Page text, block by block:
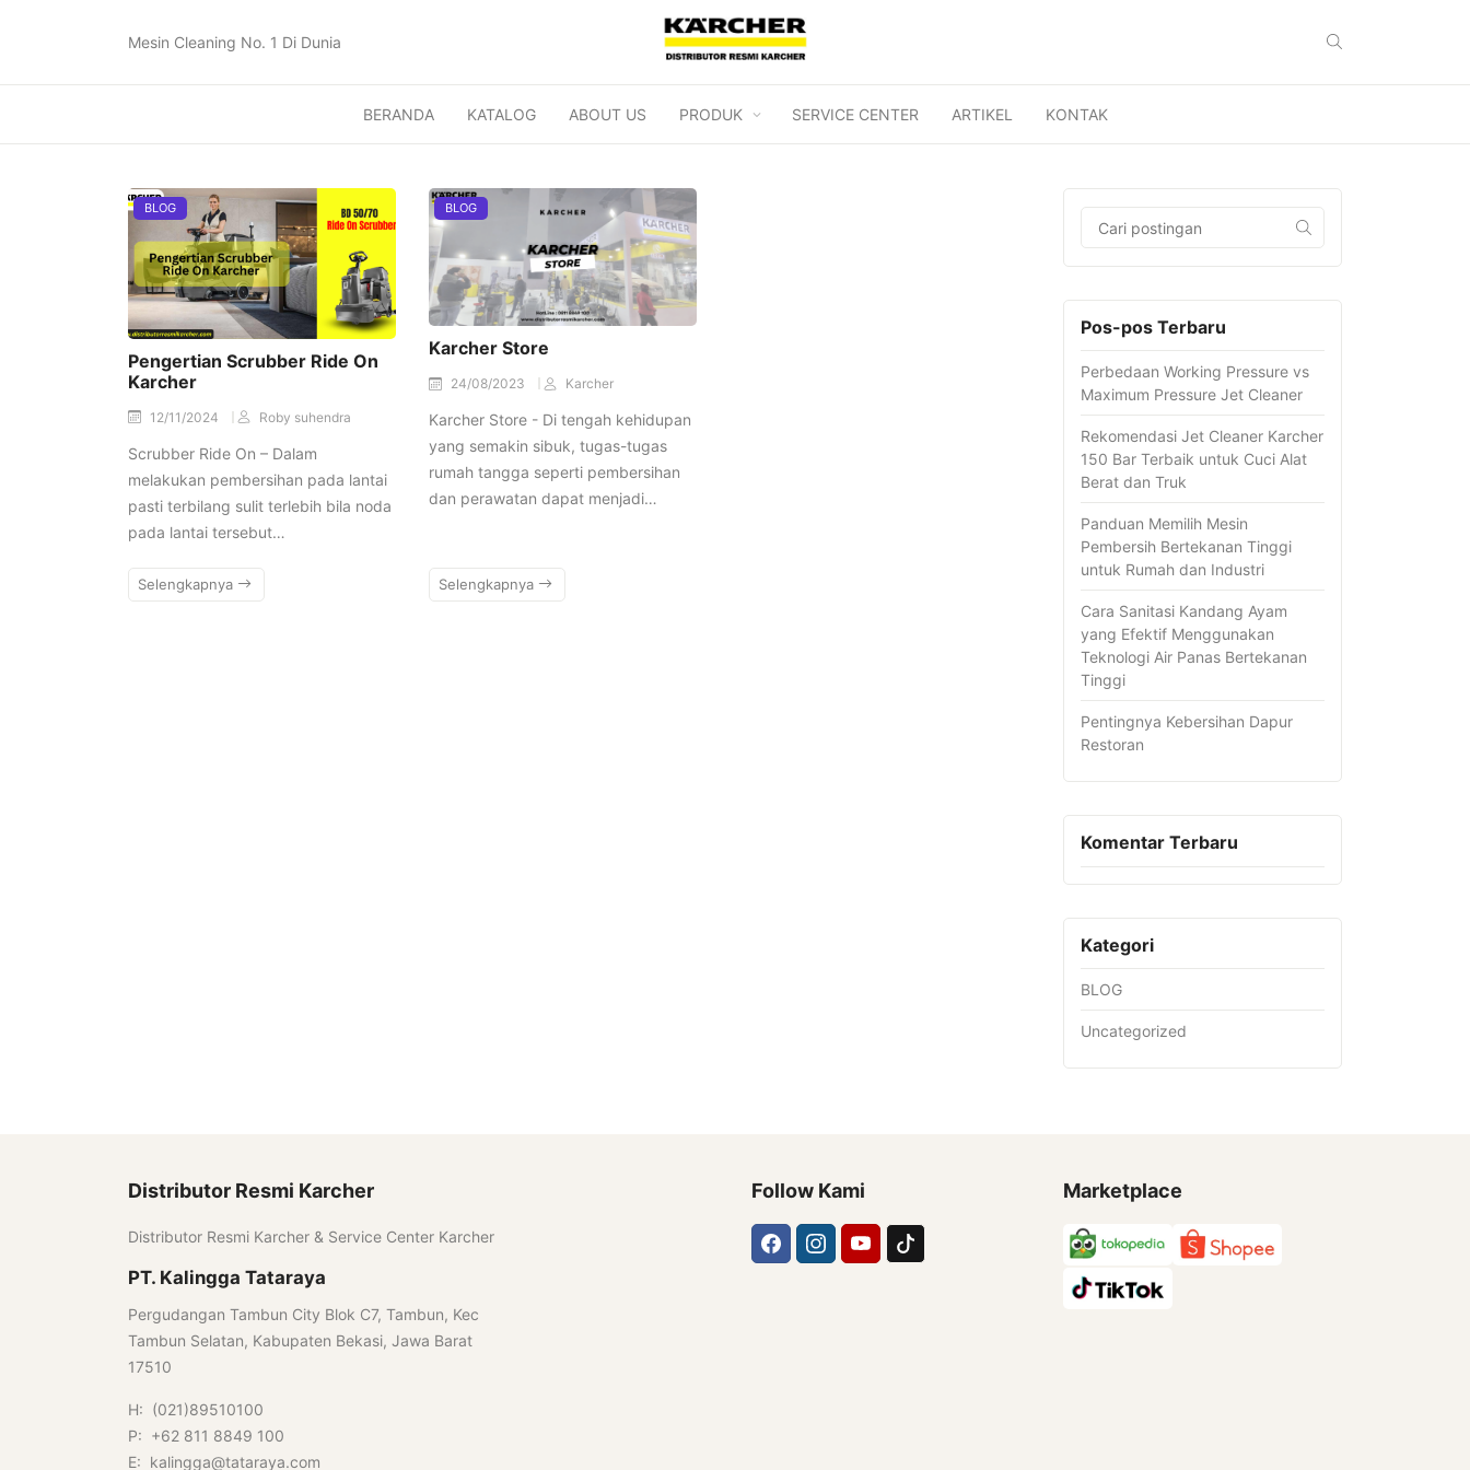
Mesin Cleaning No. 1 Di Dunia
BERANDA KATALOG ABOUT US PRODUK SERVICE CENTER ARTIKEL KONTAK
BLOG
Pengertian Scrubber Ride On
Karcher
12/11/2024 Roby suhendra
Scrubber Ride On – Dalam
melakukan pembersihan pada lantai
pasti terbilang sulit terlebih bila noda
pada lantai tersebut…
Selengkapnya
BLOG
Karcher Store
24/08/2023 Karcher
Karcher Store - Di tengah kehidupan
yang semakin sibuk, tugas-tugas
rumah tangga seperti pembersihan
dan perawatan dapat menjadi…
Selengkapnya
Pos-pos Terbaru
Perbedaan Working Pressure vs
Maximum Pressure Jet Cleaner
Rekomendasi Jet Cleaner Karcher
150 Bar Terbaik untuk Cuci Alat
Berat dan Truk
Panduan Memilih Mesin
Pembersih Bertekanan Tinggi
untuk Rumah dan Industri
Cara Sanitasi Kandang Ayam
yang Efektif Menggunakan
Teknologi Air Panas Bertekanan
Tinggi
Pentingnya Kebersihan Dapur
Restoran
Komentar Terbaru
Kategori
BLOG
Uncategorized
Distributor Resmi Karcher
Distributor Resmi Karcher & Service Center Karcher
PT. Kalingga Tataraya
Pergudangan Tambun City Blok C7, Tambun, Kec
Tambun Selatan, Kabupaten Bekasi, Jawa Barat
17510
H: (021)89510100
P: +62 811 8849 100
E: kalingga@tataraya.com
Follow Kami Marketplace